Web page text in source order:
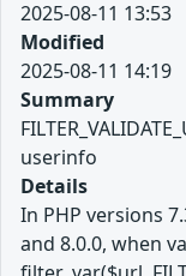
2025-08-11 13:53
Modified
2025-08-11 14:19
Summary
userinfo
Details
In PHP versions
and 8.0.0, when